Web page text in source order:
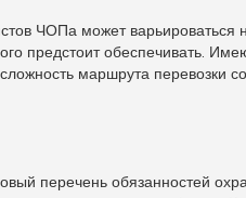
ЧОПа может варьироваться
предстоит обеспечивать.
маршрута перевозки
перечень обязанностей